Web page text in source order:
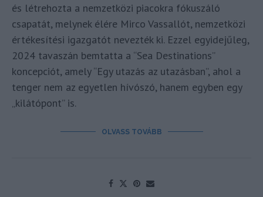
és létrehozta a nemzetközi piacokra fókuszáló
csapatát, melynek élére Mirco Vassallót, nemzetközi
értékesítési igazgatót nevezték ki. Ezzel egyidejűleg,
2024 tavaszán bemtatta a “Sea Destinations”
koncepciót, amely “Egy utazás az utazásban”, ahol a
tenger nem az egyetlen hívószó, hanem egyben egy
„kilátópont” is.
OLVASS TOVÁBB